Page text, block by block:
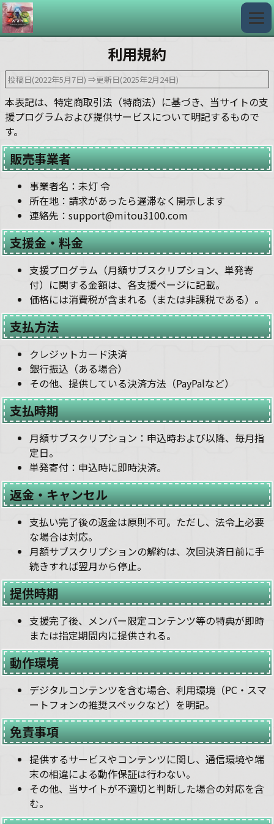
利用規約
投稿日(2022年5月7日) ⇒更新日(2025年2月24日)
本表記は、特定商取引法（特商法）に基づき、当サイトの支
援プログラムおよび提供サービスについて明記するもので
す。
販売事業者
事業者名：未灯 令
所在地：請求があったら遅滞なく開示します
連絡先：support@mitou3100.com
支援金・料金
支援プログラム（月額サブスクリプション、単発寄
付）に関する金額は、各支援ページに記載。
価格には消費税が含まれる（または非課税である）。
支払方法
クレジットカード決済
銀行振込（ある場合）
その他、提供している決済方法（PayPalなど）
支払時期
月額サブスクリプション：申込時および以降、毎月指
定日。
単発寄付：申込時に即時決済。
返金・キャンセル
支払い完了後の返金は原則不可。ただし、法令上必要
な場合は対応。
月額サブスクリプションの解約は、次回決済日前に手
続きすれば翌月から停止。
提供時期
支援完了後、メンバー限定コンテンツ等の特典が即時
または指定期間内に提供される。
動作環境
デジタルコンテンツを含む場合、利用環境（PC・スマ
ートフォンの推奨スペックなど）を明記。
免責事項
提供するサービスやコンテンツに関し、通信環境や端
末の相違による動作保証は行わない。
その他、当サイトが不適切と判断した場合の対応を含
む。